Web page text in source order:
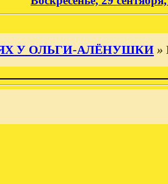
У ОЛЬГИ-АЛЁНУШКИ »